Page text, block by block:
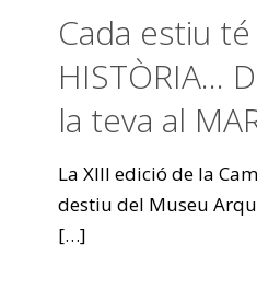
Cada estiu
HISTÒRIA…
la teva al
La XIII edició de la
destiu del Museu
[…]